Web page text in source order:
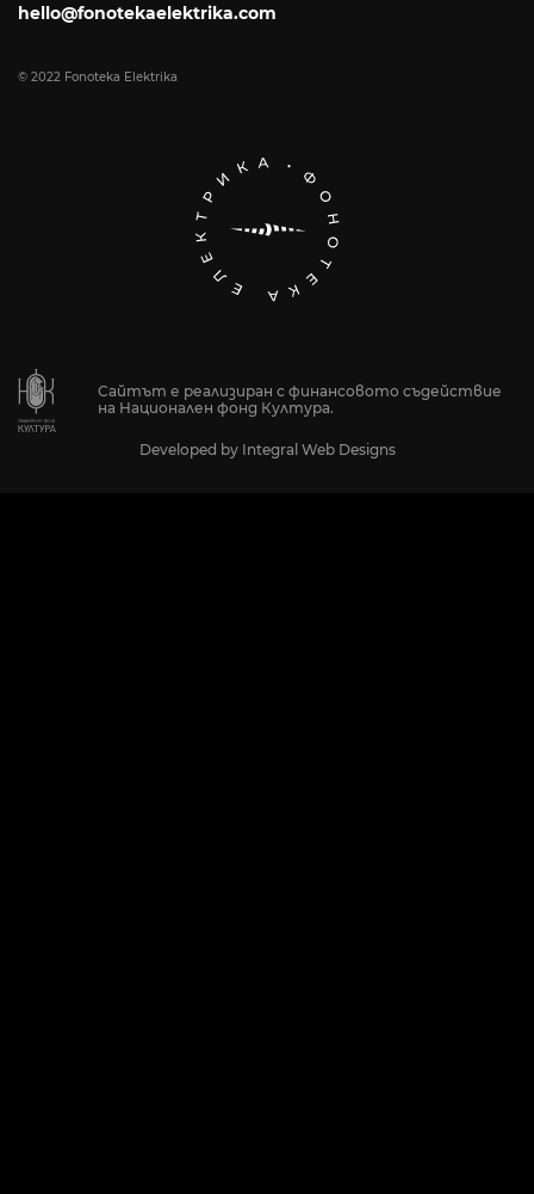
hello@fonotekaelektrika.com
© 2022 Fonoteka Elektrika
Сайтът е реализиран с финансовото съдействие
на Национален фонд Култура.
Developed by Integral Web Designs